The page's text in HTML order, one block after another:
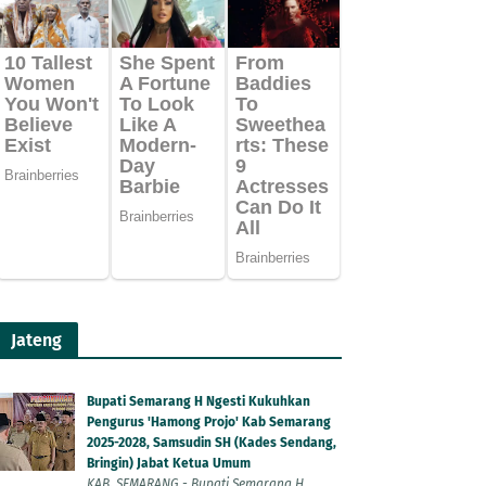
Jateng
Bupati Semarang H Ngesti Kukuhkan
Pengurus 'Hamong Projo' Kab Semarang
2025-2028, Samsudin SH (Kades Sendang,
Bringin) Jabat Ketua Umum